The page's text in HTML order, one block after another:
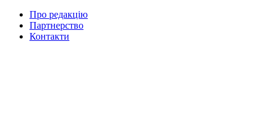
Про редакцію
Партнерство
Контакти